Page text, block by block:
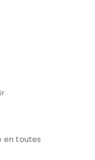
en toutes